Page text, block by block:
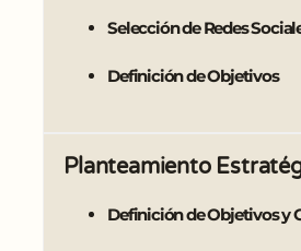
Selección de Redes
Definición de Objetivos
Planteamiento
Definición de Objetivos y